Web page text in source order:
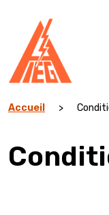
contenu
Accueil >